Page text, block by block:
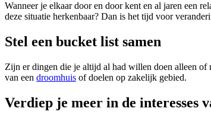
Wanneer je elkaar door en door kent en al jaren een
deze situatie herkenbaar? Dan is het tijd voor
Stel een bucket list samen
Zijn er dingen die je altijd al had willen doen alleen of
van een droomhuis of doelen op zakelijk gebied.
Verdiep je meer in de interesses